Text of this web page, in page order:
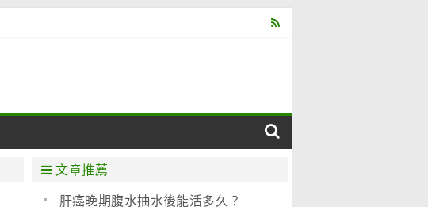
肝病
泌尿科
文章推薦
肝癌晚期腹水抽水後能活多久？